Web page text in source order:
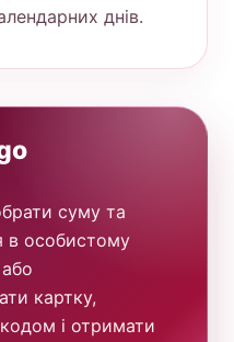
днів.
суму та
в особистому
картку,
і отримати